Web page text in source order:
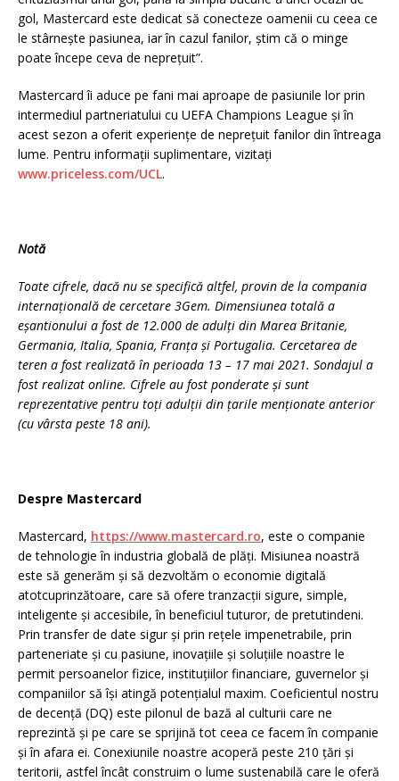
gol, Mastercard este dedicat să conecteze oamenii cu ceea ce
le stârnește pasiunea, iar în cazul fanilor, știm că o minge
poate începe ceva de neprețuit”.
Mastercard îi aduce pe fani mai aproape de pasiunile lor prin
intermediul partneriatului cu UEFA Champions League și în
acest sezon a oferit experiențe de neprețuit fanilor din întreaga
lume. Pentru informații suplimentare, vizitați
www.priceless.com/UCL.
Notă
Toate cifrele, dacă nu se specifică altfel, provin de la compania
internațională de cercetare 3Gem. Dimensiunea totală a
eșantionului a fost de 12.000 de adulți din Marea Britanie,
Germania, Italia, Spania, Franța și Portugalia. Cercetarea de
teren a fost realizată în perioada 13 – 17 mai 2021. Sondajul a
fost realizat online. Cifrele au fost ponderate și sunt
reprezentative pentru toți adulții din țarile menționate anterior
(cu vârsta peste 18 ani).
Despre Mastercard
Mastercard, https://www.mastercard.ro, este o companie
de tehnologie în industria globală de plăți. Misiunea noastră
este să generăm și să dezvoltăm o economie digitală
atotcuprinzătoare, care să ofere tranzacții sigure, simple,
inteligente și accesibile, în beneficiul tuturor, de pretutindeni.
Prin transfer de date sigur și prin rețele impenetrabile, prin
parteneriate și cu pasiune, inovațiile și soluțiile noastre le
permit persoanelor fizice, instituțiilor financiare, guvernelor și
companiilor să își atingă potențialul maxim. Coeficientul nostru
de decență (DQ) este pilonul de bază al culturii care ne
reprezintă și pe care se sprijină tot ceea ce facem în companie
și în afara ei. Conexiunile noastre acoperă peste 210 țări și
teritorii, astfel încât construim o lume sustenabilă care le oferă